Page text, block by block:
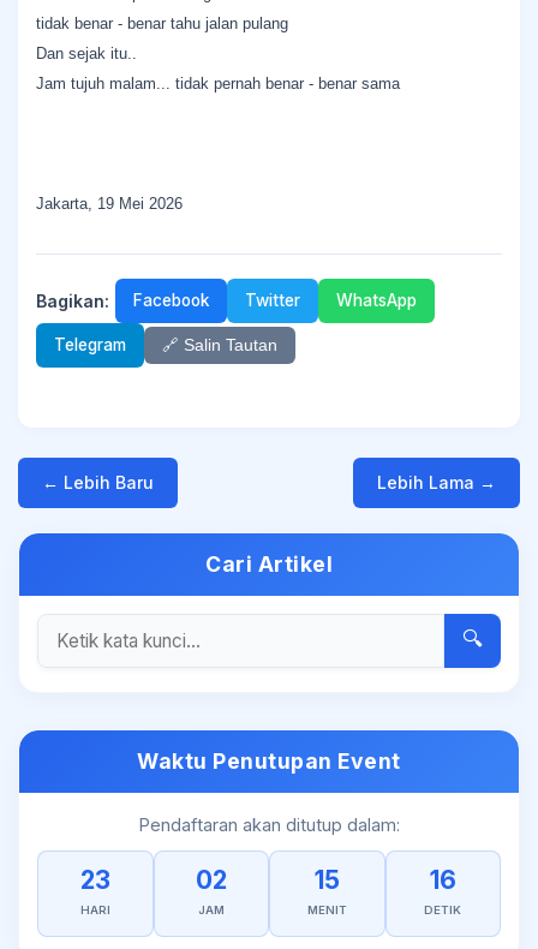
tidak benar - benar tahu jalan pulang
Dan sejak itu..
Jam tujuh malam... tidak pernah benar - benar sama
Jakarta, 19 Mei 2026
Bagikan: Facebook Twitter WhatsApp
Telegram 🔗 Salin Tautan
← Lebih Baru Lebih Lama →
Cari Artikel
🔍
Waktu Penutupan Event
Pendaftaran akan ditutup dalam:
23
HARI
02
JAM
15
MENIT
16
DETIK